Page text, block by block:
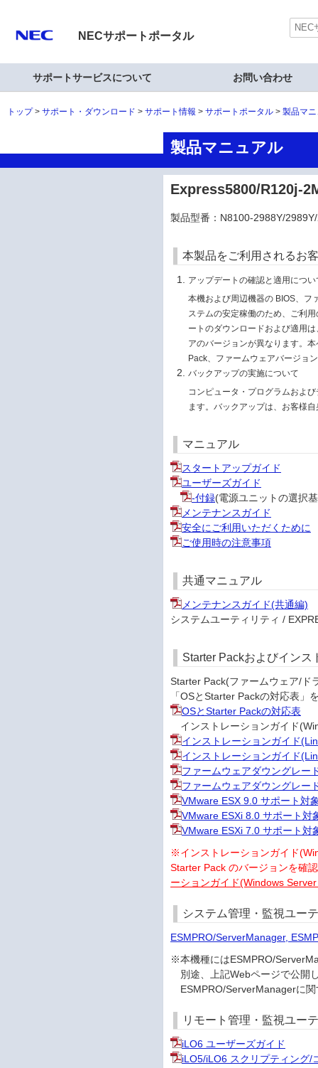
NECサポートポータル
サポートサービスについて お問い合わせ
トップ サポート・ダウンロード サポート情報 サポートポータル 製品マ
製品マニュアル
Express5800/R120j-
製品型番：N8100-2988Y/
本製品をご利用されるお
アップデートの確認と適用につい
本機および周辺機器の BIOS、フ
ステムの安定稼働のため、ご利
ートのダウンロードおよび適用
アのバージョンが異なります。
Pack、ファームウェアバージョ
バックアップの実施について
コンピュータ・プログラムおよ
ます。バックアップは、お客様
マニュアル
スタートアップガイド
ユーザーズガイド
-付録(電源ユニットの選択
メンテナンスガイド
安全にご利用いただくために
ご使用時の注意事項
共通マニュアル
メンテナンスガイド(共通編)
システムユーティリティ /
Starter Packおよびインス
Starter Pack(ファームウェア/ド
「OSとStarter Packの対応表」
OSとStarter Packの対応表
インストレーションガイド
インストレーションガイド
インストレーションガイド
ファームウェアダウングレー
ファームウェアダウングレー
VMware ESX 9.0 サポート対
VMware ESXi 8.0 サポート対
VMware ESXi 7.0 サポート対
※インストレーションガイド
Starter Pack のバージョンを確
ーションガイド(Windows
システム管理・監視ユー
ESMPRO/ServerManager,
※本機種にはESMPRO/
別途、上記Webページで公開
ESMPRO/ServerManagerに関
リモート管理・監視ユー
iLO6 ユーザーズガイド
iLO5/iLO6 スクリプティング/